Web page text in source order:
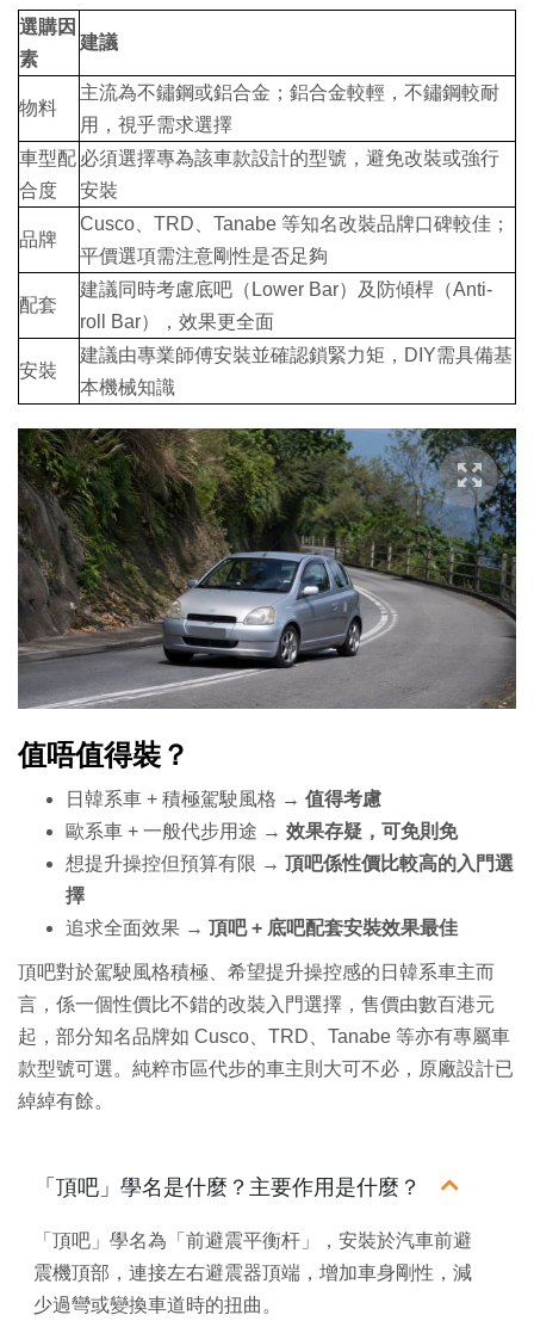
選購因
素
建議
物料
主流為不鏽鋼或鋁合金；鋁合金較輕，不鏽鋼較耐
用，視乎需求選擇
車型配
合度
必須選擇專為該車款設計的型號，避免改裝或強行
安裝
品牌
Cusco、TRD、Tanabe 等知名改裝品牌口碑較佳；
平價選項需注意剛性是否足夠
配套
建議同時考慮底吧（Lower Bar）及防傾桿（Anti-
roll Bar），效果更全面
安裝
建議由專業師傅安裝並確認鎖緊力矩，DIY需具備基
本機械知識
值唔值得裝？
日韓系車 + 積極駕駛風格 → 值得考慮
歐系車 + 一般代步用途 → 效果存疑，可免則免
想提升操控但預算有限 → 頂吧係性價比較高的入門選
擇
追求全面效果 → 頂吧 + 底吧配套安裝效果最佳
頂吧對於駕駛風格積極、希望提升操控感的日韓系車主而
言，係一個性價比不錯的改裝入門選擇，售價由數百港元
起，部分知名品牌如 Cusco、TRD、Tanabe 等亦有專屬車
款型號可選。純粹市區代步的車主則大可不必，原廠設計已
綽綽有餘。
「頂吧」學名是什麼？主要作用是什麼？
「頂吧」學名為「前避震平衡杆」，安裝於汽車前避
震機頂部，連接左右避震器頂端，增加車身剛性，減
少過彎或變換車道時的扭曲。